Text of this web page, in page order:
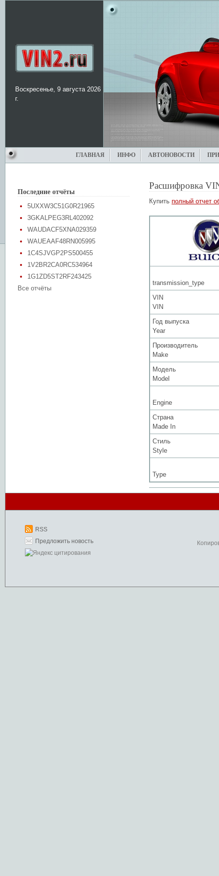
Воскресенье, 9 августа 2026
г.
ГЛАВНАЯ ИНФО АВТОНОВОСТИ
Последние отчёты
5UXXW3C51G0R21965
3GKALPEG3RL402092
WAUDACF5XNA029359
WAUEAAF48RN005995
1C4SJVGP2PS500455
1V2BR2CA0RC534964
1G1ZD5ST2RF243425
Все отчёты
Расшифровка
Купить полный отчет
transmission_type
VIN
VIN
Год выпуска
Year
Производитель
Make
Модель
Model
Engine
Страна
Made In
Стиль
Style
Type
RSS
Предложить новость